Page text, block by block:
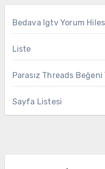
Bedava Igtv Yorum
Liste
Parasız Threads
Sayfa Listesi